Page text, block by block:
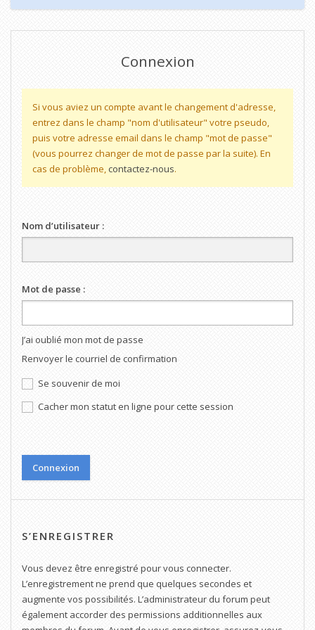
Connexion
Si vous aviez un compte avant le changement d'adresse,
entrez dans le champ "nom d'utilisateur" votre pseudo,
puis votre adresse email dans le champ "mot de passe"
(vous pourrez changer de mot de passe par la suite). En
cas de problème, contactez-nous.
Nom d’utilisateur :
Mot de passe :
J’ai oublié mon mot de passe
Renvoyer le courriel de confirmation
Se souvenir de moi
Cacher mon statut en ligne pour cette session
S’ENREGISTRER
Vous devez être enregistré pour vous connecter.
L’enregistrement ne prend que quelques secondes et
augmente vos possibilités. L’administrateur du forum peut
également accorder des permissions additionnelles aux